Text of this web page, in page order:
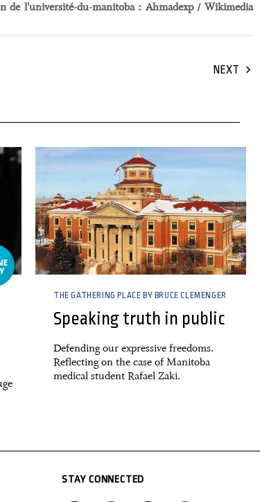
de l'université-du-manitoba : Ahmadexp / Wikimedia
NEXT
THE GATHERING PLACE BY BRUCE CLEMENGER
Speaking truth in public
Defending our expressive freedoms.
Reflecting on the case of Manitoba
medical student Rafael Zaki.
STAY CONNECTED